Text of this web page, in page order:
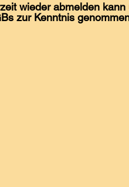
wieder abmelden
zur Kenntnis